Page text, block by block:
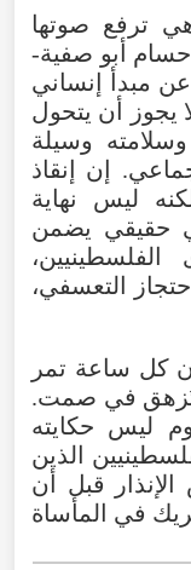
ترفع صوتها
حسام أبو صفية-
عن مبدأ إنساني
يجوز أن يتحول
وسلامته
وسيلة
. إن إنقاذ
ليس
نهاية
حقيقي يضمن
الفلسطينيين،
التعسفي،
كل ساعة تمر
في صمت.
ليس حكايته
الذين
الإنذار قبل أن
في المأساة